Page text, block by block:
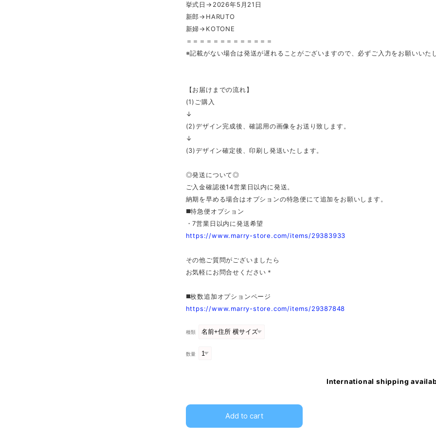
挙式日→2026年5月21日
新郎→HARUTO
新婦→KOTONE
＝＝＝＝＝＝＝＝＝＝＝＝＝
※記載がない場合は発送が遅れることがございますので、必ずご入力をお願いいた
【お届けまでの流れ】
(1)ご購入
↓
(2)デザイン完成後、確認用の画像をお送り致します。
↓
(3)デザイン確定後、印刷し発送いたします。
◎発送について◎
ご入金確認後14営業日以内に発送。
納期を早める場合はオプションの特急便にて追加をお願いします。
◼️特急便オプション
・7営業日以内に発送希望
https://www.marry-store.com/items/29383933
その他ご質問がございましたら
お気軽にお問合せください＊
◼️枚数追加オプションページ
https://www.marry-store.com/items/29387848
種類
数量
International shipping
Add to cart